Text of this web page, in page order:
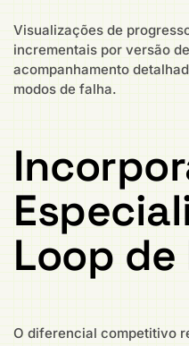
Visualizações de
incrementais por versão
acompanhamento
modos de falha.
Loop
O diferencial competitivo